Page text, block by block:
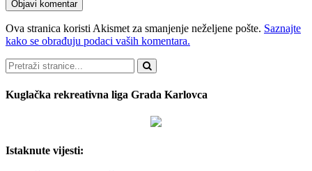
Ova stranica koristi Akismet za smanjenje neželjene pošte. Saznajte
kako se obrađuju podaci vaših komentara.
Pretraži
Kuglačka rekreativna liga Grada Karlovca
Istaknute vijesti: